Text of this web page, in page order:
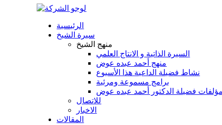
الرئيسية
سيرة الشيخ
منهج الشيخ
السيرة الذاتية و الانتاج العلمي
منهج أحمد عبده عوض
نشاط فضيلة الداعية هذا الأسبوع
برامج مسموعة ومرئية
فضيلة الدكتور أحمد عبده عوض
للاتصال
الاخبار
المقالات